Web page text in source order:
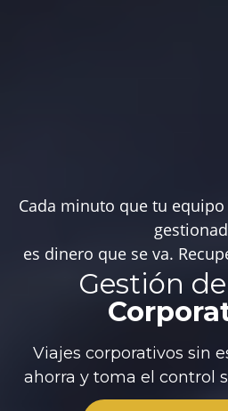
Cada minuto que tu
es dinero que se va.
Gestión de
Viajes corporativos sin
ahorra y toma el control